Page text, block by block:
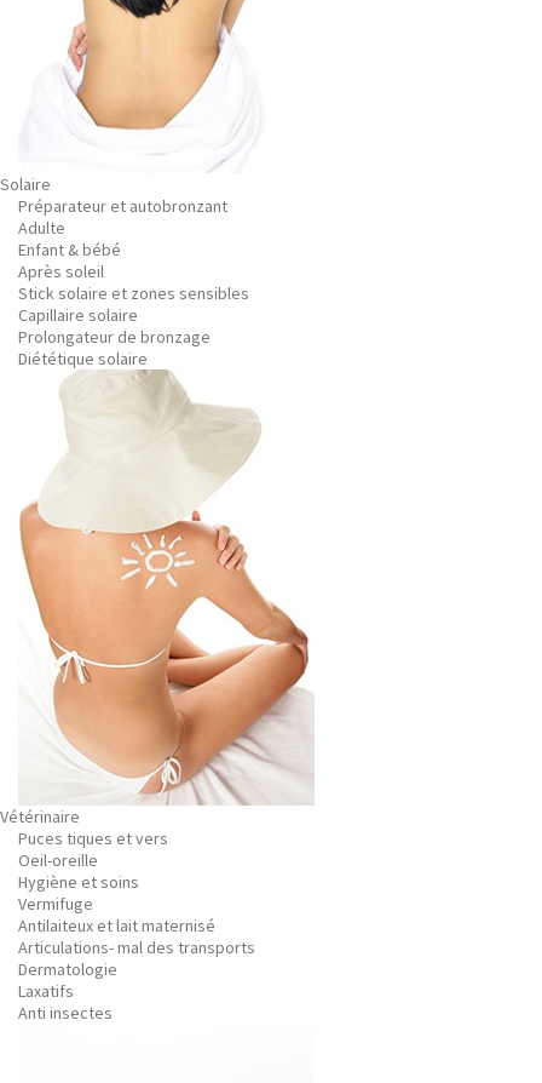
Solaire
Préparateur et autobronzant
Adulte
Enfant & bébé
Après soleil
Stick solaire et zones sensibles
Capillaire solaire
Prolongateur de bronzage
Diététique solaire
Vétérinaire
Puces tiques et vers
Oeil-oreille
Hygiène et soins
Vermifuge
Antilaiteux et lait maternisé
Articulations- mal des transports
Dermatologie
Laxatifs
Anti insectes